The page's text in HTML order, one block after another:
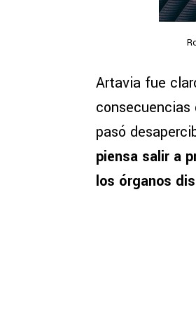
Artavia fue
pasó
piensa salir a
los órganos